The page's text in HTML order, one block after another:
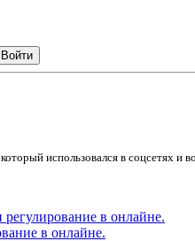
использовался в соцсетях и
в онлайне.